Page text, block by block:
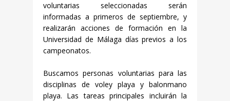
voluntarias seleccionadas serán
informadas a primeros de septiembre, y
realizarán acciones de formación en la
Universidad de Málaga días previos a los
campeonatos.
Buscamos personas voluntarias para las
disciplinas de voley playa y balonmano
playa. Las tareas principales incluirán la